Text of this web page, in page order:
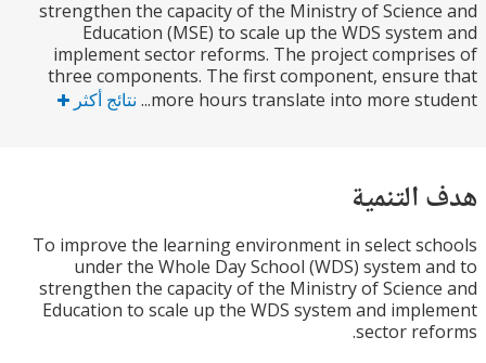
strengthen the capacity of the Ministry of
Education (MSE) to scale up the WDS
implement sector reforms. The project
three components. The first component,
more hours translate into more نتائج أكثر
To improve the learning environment in select
under the Whole Day School (WDS) system
strengthen the capacity of the Ministry of
Education to scale up the WDS system and
sector